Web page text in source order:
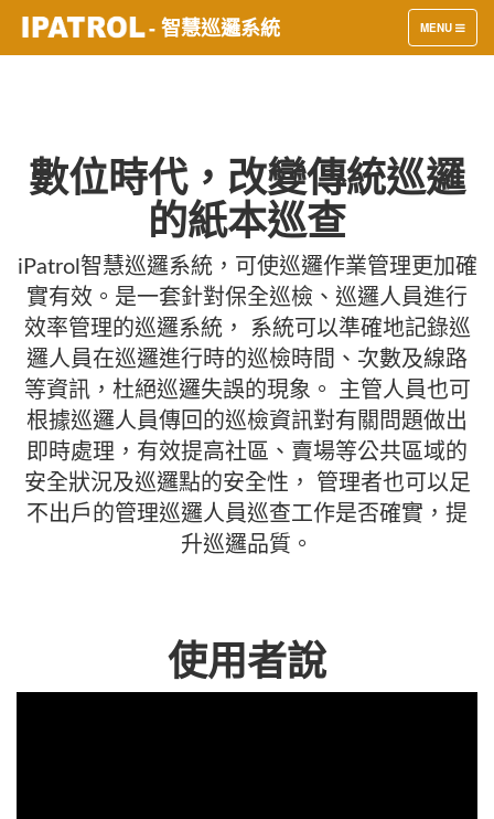
TOGGLE
NAVIGATION
MENU
- 智慧巡邏系統
數位時代，改變傳統巡邏
的紙本巡查
iPatrol智慧巡邏系統，可使巡邏作業管理更加確
實有效。是一套針對保全巡檢、巡邏人員進行
效率管理的巡邏系統， 系統可以準確地記錄巡
邏人員在巡邏進行時的巡檢時間、次數及線路
等資訊，杜絕巡邏失誤的現象。 主管人員也可
根據巡邏人員傳回的巡檢資訊對有關問題做出
即時處理，有效提高社區、賣場等公共區域的
安全狀況及巡邏點的安全性， 管理者也可以足
不出戶的管理巡邏人員巡查工作是否確實，提
升巡邏品質。
使用者說